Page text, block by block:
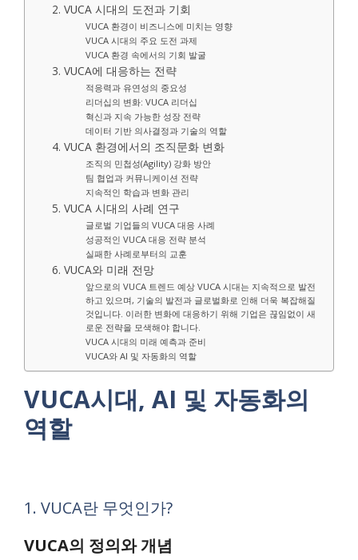
2. VUCA 시대의 도전과 기회
VUCA 환경이 비즈니스에 미치는 영향
VUCA 시대의 주요 도전 과제
VUCA 환경 속에서의 기회 발굴
3. VUCA에 대응하는 전략
적응력과 유연성의 중요성
리더십의 변화: VUCA 리더십
혁신과 지속 가능한 성장 전략
데이터 기반 의사결정과 기술의 역할
4. VUCA 환경에서의 조직문화 변화
조직의 민첩성(Agility) 강화 방안
팀 협업과 커뮤니케이션 전략
지속적인 학습과 변화 관리
5. VUCA 시대의 사례 연구
글로벌 기업들의 VUCA 대응 사례
성공적인 VUCA 대응 전략 분석
실패한 사례로부터의 교훈
6. VUCA와 미래 전망
앞으로의 VUCA 트렌드 예상 VUCA 시대는 지속적으로 발전
하고 있으며, 기술의 발전과 글로벌화로 인해 더욱 복잡해질
것입니다. 이러한 변화에 대응하기 위해 기업은 끊임없이 새
로운 전략을 모색해야 합니다.
VUCA 시대의 미래 예측과 준비
VUCA와 AI 및 자동화의 역할
VUCA시대, AI 및 자동화의
역할
1. VUCA란 무엇인가?
VUCA의 정의와 개념